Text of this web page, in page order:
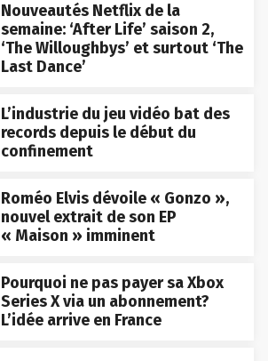
Nouveautés Netflix de la
semaine: ‘After Life’ saison 2,
‘The Willoughbys’ et surtout ‘The
Last Dance’
L’industrie du jeu vidéo bat des
records depuis le début du
confinement
Roméo Elvis dévoile « Gonzo »,
nouvel extrait de son EP
« Maison » imminent
Pourquoi ne pas payer sa Xbox
Series X via un abonnement?
L’idée arrive en France